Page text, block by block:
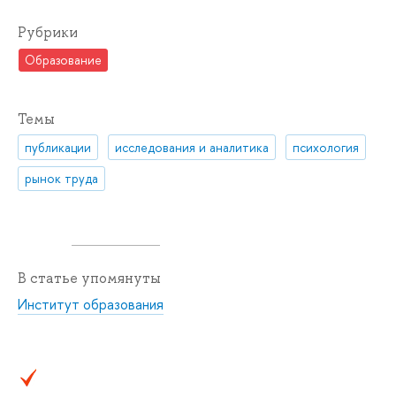
Рубрики
Образование
Темы
публикации исследования и аналитика
психология
рынок труда
В статье упомянуты
Институт образования